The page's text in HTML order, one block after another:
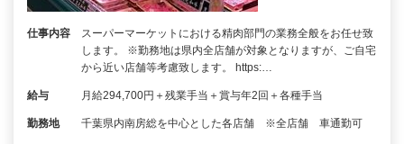
仕事内容
スーパーマーケットにおける精肉部門の業務全般をお任せ致
します。 ※勤務地は県内全店舗が対象となりますが、ご自宅
から近い店舗等考慮致します。 https:…
給与 月給294,700円＋残業手当＋賞与年2回＋各種手当
勤務地 千葉県内南房総を中心とした各店舗 ※全店舗 車通勤可